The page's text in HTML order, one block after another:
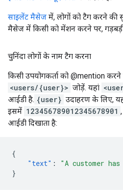
साइलेंट मैसेज में, लोगों को टैग करने की
मैसेज में किसी को मेंशन करने पर,
चुनिंदा लोगों के नाम टैग करना
किसी उपयोगकर्ता को @mention
<users/{user}> जोड़ें. यहां
आईडी है. {user} उदाहरण के लिए,
इसमें 123456789012345678901
आईडी दिखाता है:
{
"text" :
"A customer
}